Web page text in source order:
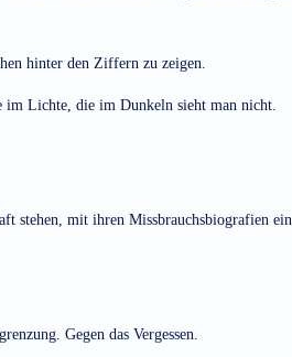
hinter den Ziffern zu zeigen.
Lichte, die im Dunkeln sieht man nicht.
stehen, mit ihren Missbrauchsbiografien ein
Gegen das Vergessen.